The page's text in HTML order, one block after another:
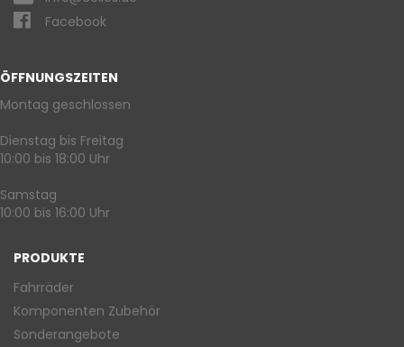
Facebook
ÖFFNUNGSZEITEN
Montag geschlossen
Dienstag bis Freitag
10:00 bis 18:00 Uhr
Samstag
10:00 bis 16:00 Uhr
PRODUKTE
Fahrräder
Komponenten Zubehör
Sonderangebote